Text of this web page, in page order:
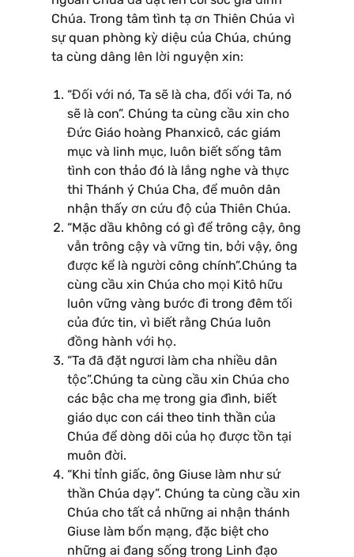
Chúa. Trong tâm tình tạ ơn Thiên Chúa vì
sự quan phòng kỳ diệu của Chúa, chúng
ta cùng dâng lên lời nguyện xin:
“Đối với nó, Ta sẽ là cha, đối với Ta, nó
sẽ là con”. Chúng ta cùng cầu xin cho
Đức Giáo hoàng Phanxicô, các giám
mục và linh mục, luôn biết sống tâm
tình con thảo đó là lắng nghe và thực
thi Thánh ý Chúa Cha, để muôn dân
nhận thấy ơn cứu độ của Thiên Chúa.
“Mặc dầu không có gì để trông cậy, ông
vẫn trông cậy và vững tin, bởi vậy, ông
được kể là người công chính”.Chúng ta
cùng cầu xin Chúa cho mọi Kitô hữu
luôn vững vàng bước đi trong đêm tối
của đức tin, vì biết rằng Chúa luôn
đồng hành với họ.
“Ta đã đặt ngươi làm cha nhiều dân
tộc”.Chúng ta cùng cầu xin Chúa cho
các bậc cha mẹ trong gia đình, biết
giáo dục con cái theo tinh thần của
Chúa để dòng dõi của họ được tồn tại
muôn đời.
“Khi tỉnh giấc, ông Giuse làm như sứ
thần Chúa dạy”. Chúng ta cùng cầu xin
Chúa cho tất cả những ai nhận thánh
Giuse làm bổn mạng, đặc biệt cho
những ai đang sống trong Linh đạo